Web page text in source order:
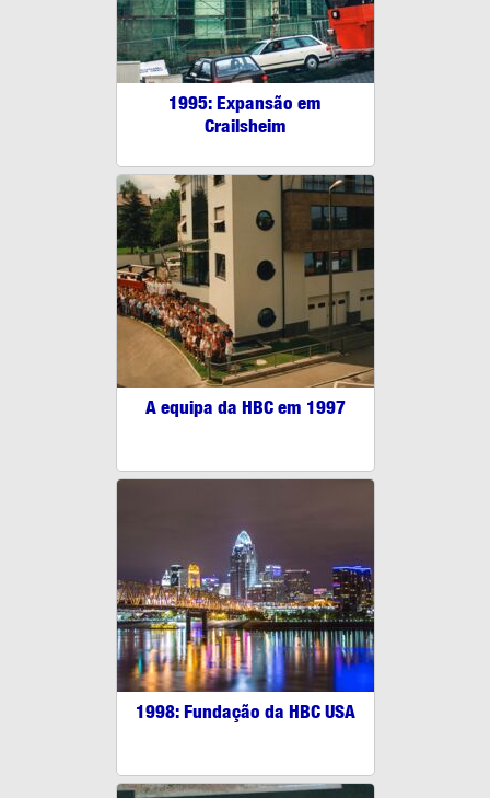
1995: Expansão em
Crailsheim
A equipa da HBC em 1997
1998: Fundação da HBC USA